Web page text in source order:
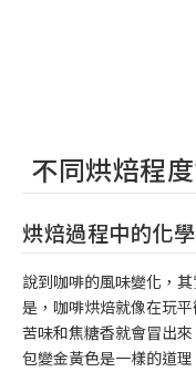
不同烘焙程
烘焙過程中的化
說到咖啡的風味變化，
是，咖啡烘焙就像在玩
苦味和焦糖香就會冒出
包變金黃色是一樣的道